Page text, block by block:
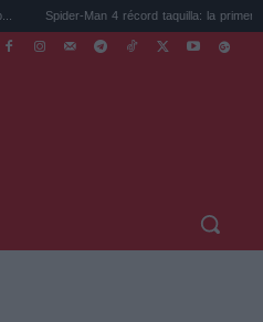
Man 4 récord taquilla: la primera en supera...